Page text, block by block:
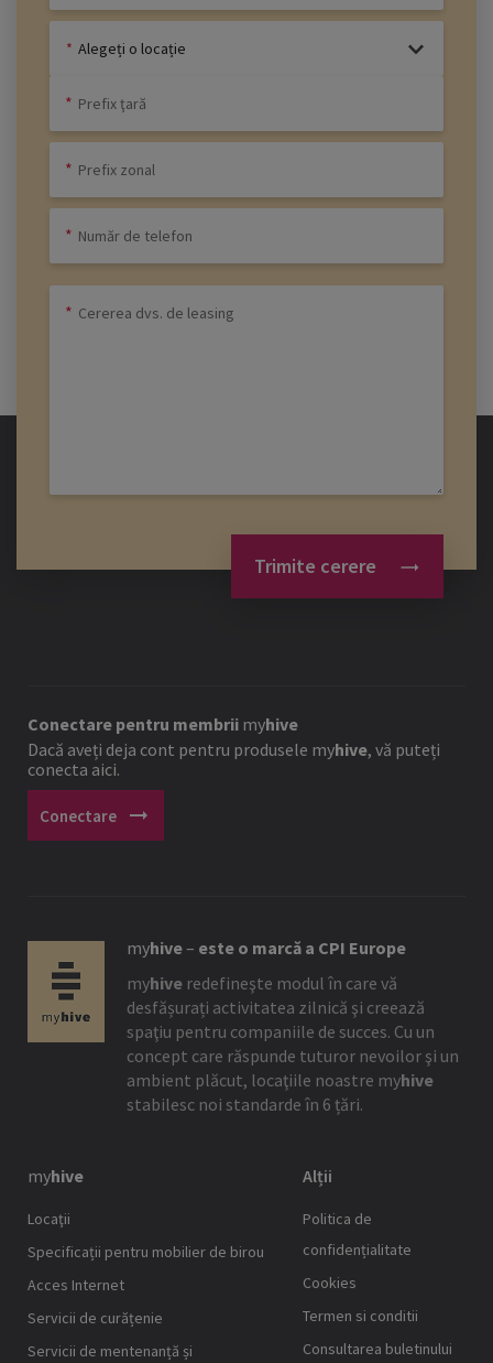
Alegeți o locație
Trimite cerere
Conectare pentru membrii myhive
Dacă aveți deja cont pentru produsele myhive, vă puteți
conecta aici.
Conectare arrow_right_alt
myhive– este o marcă a CPI Europe
myhive redefineşte modul în care vă
desfășurați activitatea zilnică şi creează
spaţiu pentru companiile de succes. Cu un
concept care răspunde tuturor nevoilor şi un
ambient plăcut, locaţiile noastre myhive
stabilesc noi standarde în 6 țări.
myhive
Locaţii
Specificații pentru mobilier de birou
Acces Internet
Servicii de curățenie
Servicii de mentenanță și
Alții
Politica de
confidențialitate
Cookies
Termen si conditii
Consultarea buletinului